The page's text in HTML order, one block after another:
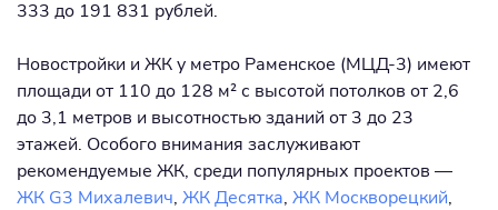
333 до 191 831 рублей.
Новостройки и ЖК у метро Раменское (МЦД-3) имеют
площади от 110 до 128 м² с высотой потолков от 2,6
до 3,1 метров и высотностью зданий от 3 до 23
этажей. Особого внимания заслуживают
рекомендуемые ЖК, среди популярных проектов —
ЖК G3 Михалевич, ЖК Десятка, ЖК Москворецкий,